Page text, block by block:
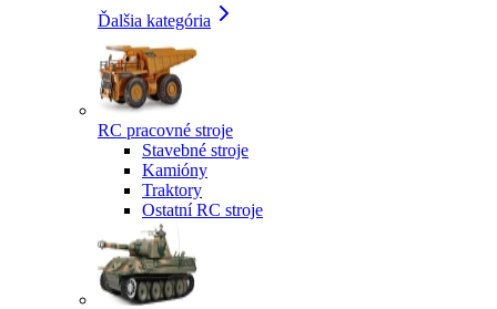
Ďalšia kategória
RC pracovné stroje
Stavebné stroje
Kamióny
Traktory
Ostatní RC stroje